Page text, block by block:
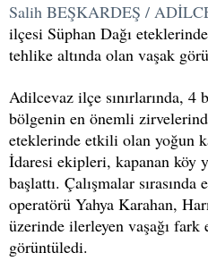
Salih BEŞKARDEŞ /
ilçesi Süphan Dağı
tehlike altında olan vaşak
Adilcevaz ilçe sınırlarında,
bölgenin en önemli
eteklerinde etkili olan yoğun
İdaresi ekipleri, kapanan köy
başlattı. Çalışmalar
operatörü Yahya Karahan,
üzerinde ilerleyen vaşağı
görüntüledi.